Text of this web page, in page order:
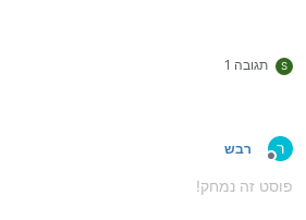
S תגובה 1
ר
מנותק
רבש
פוסט זה נמחק!